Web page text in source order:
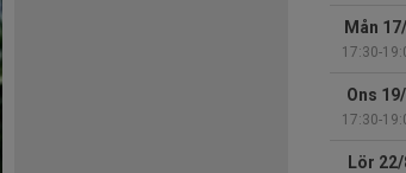
Mån
17:30-
Ons
17:30-
Lör